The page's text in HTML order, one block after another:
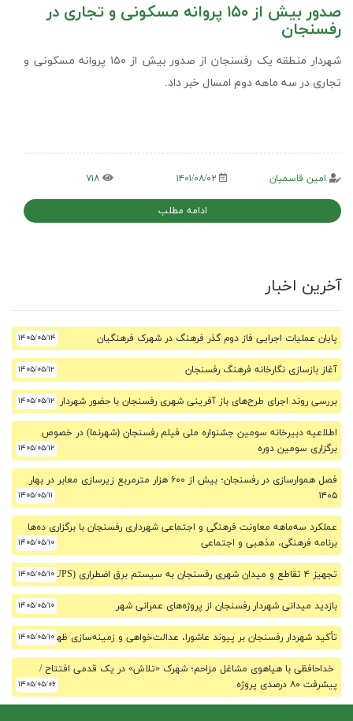
صدور بیش از ۱۵۰ پروانه مسکونی و تجاری در
رفسنجان
شهردار منطقه یک رفسنجان از صدور بیش از ۱۵۰ پروانه مسکونی و
تجاری در سه ماهه دوم امسال خبر داد.
امین قاسمیان ۱۴۰۱/۰۸/۰۲ ۷۱۸
ادامه مطلب
آخرین اخبار
پایان عملیات اجرایی فاز دوم گذر فرهنگ در شهرک فرهنگیان ۱۴۰۵/۰۵/۱۴
آغاز بازسازی نگارخانه فرهنگ رفسنجان ۱۴۰۵/۰۵/۱۲
بررسی روند اجرای طرح‌های باز آفرینی شهری رفسنجان با حضور شهردار ۱۴۰۵/۰۵/۱۲
اطلاعیه دبیرخانه سومین جشنواره ملی فیلم رفسنجان (شهرنما) در خصوص
برگزاری سومین دوره
۱۴۰۵/۰۵/۱۲
فصل هموارسازی در رفسنجان؛ بیش از ۶۰۰ هزار مترمربع زیرسازی معابر در بهار
۱۴۰۵
۱۴۰۵/۰۵/۱۱
عملکرد سه‌ماهه معاونت فرهنگی و اجتماعی شهرداری رفسنجان با برگزاری ده‌ها
برنامه فرهنگی، مذهبی و اجتماعی
۱۴۰۵/۰۵/۱۰
تجهیز ۴ تقاطع و میدان شهری رفسنجان به سیستم برق اضطراری (UPS) ۱۴۰۵/۰۵/۱۰
بازدید میدانی شهردار رفسنجان از پروژه‌های عمرانی شهر ۱۴۰۵/۰۵/۱۰
تأکید شهردار رفسنجان بر پیوند عاشورا، عدالت‌خواهی و زمینه‌سازی ظهور۱۴۰۵/۰۵/۱۰
خداحافظی با هیاهوی مشاغل مزاحم؛ شهرک «تلاش» در یک قدمی افتتاح /
پیشرفت ۸۰ درصدی پروژه
۱۴۰۵/۰۵/۰۶